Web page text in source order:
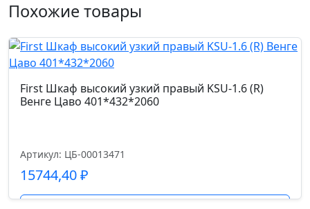
Похожие товары
First Шкаф высокий узкий правый KSU-1.6 (R)
Венге Цаво 401*432*2060
Артикул: ЦБ-00013471
15744,40₽